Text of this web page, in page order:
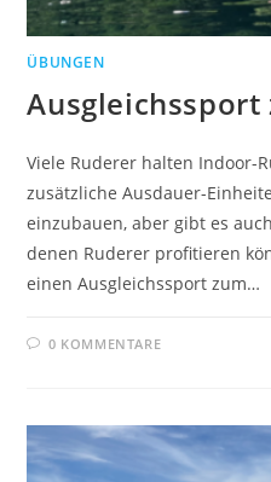
ÜBUNGEN
Ausgleichssport
Viele Ruderer halten Indoor-
zusätzliche Ausdauer-
einzubauen, aber gibt es
denen Ruderer profitieren
einen Ausgleichssport zum…
0 KOMMENTARE